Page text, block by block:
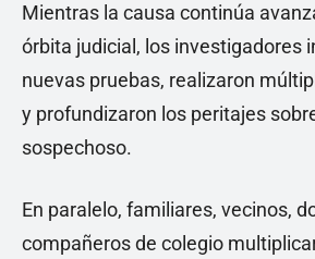
Mientras la causa continúa
órbita judicial, los investigadores
nuevas pruebas, realizaron
y profundizaron los peritajes
sospechoso.
En paralelo, familiares, vecinos,
compañeros de colegio